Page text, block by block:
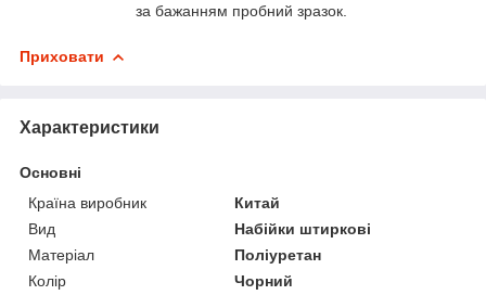
за бажанням пробний зразок.
Приховати
Характеристики
Основні
Країна виробник
Китай
Вид
Набійки штиркові
Матеріал
Поліуретан
Колір
Чорний